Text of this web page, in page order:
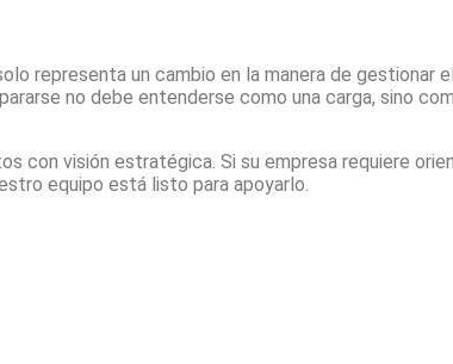
representa un cambio en la manera de gestionar
no debe entenderse como una carga, sino
con visión estratégica. Si su empresa requiere
equipo está listo para apoyarlo.